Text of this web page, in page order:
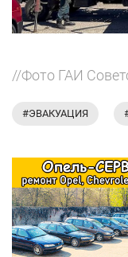
//Фото ГАИ
#ЭВАКУАЦИЯ